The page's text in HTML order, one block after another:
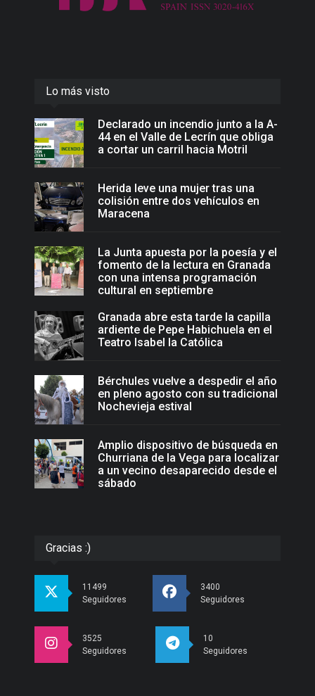
Lo más visto
Declarado un incendio junto a la A-
44 en el Valle de Lecrín que obliga
a cortar un carril hacia Motril
Herida leve una mujer tras una
colisión entre dos vehículos en
Maracena
La Junta apuesta por la poesía y el
fomento de la lectura en Granada
con una intensa programación
cultural en septiembre
Granada abre esta tarde la capilla
ardiente de Pepe Habichuela en el
Teatro Isabel la Católica
Bérchules vuelve a despedir el año
en pleno agosto con su tradicional
Nochevieja estival
Amplio dispositivo de búsqueda en
Churriana de la Vega para localizar
a un vecino desaparecido desde el
sábado
Gracias :)
11499
Seguidores
3400
Seguidores
3525
Seguidores
10
Seguidores